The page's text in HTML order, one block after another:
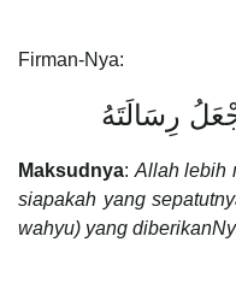
Firman-Nya:
رِسَالَتَهُ
Maksudnya: Allah lebih
siapakah yang
wahyu) yang